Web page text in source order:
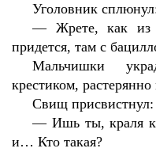
Уголовник
— Жрете, как из
придется, там с
Мальчишки
крестиком, растерянно
Свищ присвистнул:
—Ишь ты, краля
и… Кто такая?